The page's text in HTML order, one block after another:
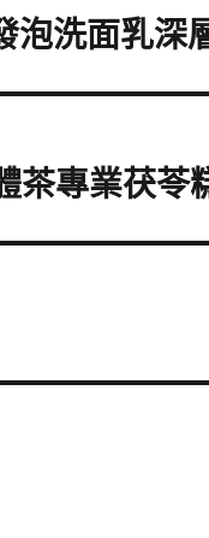
泡洗面乳深
茶專業茯苓